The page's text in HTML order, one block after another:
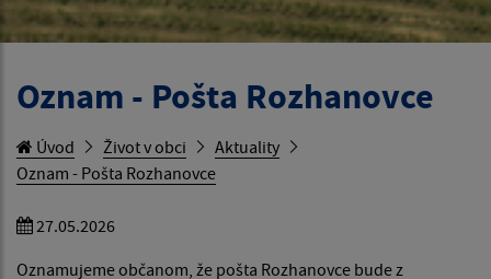
Oznam - Pošta Rozhanovce
Úvod Život v obci
Aktuality
Oznam - Pošta Rozhanovce
27.05.2026
Oznamujeme občanom, že pošta Rozhanovce bude z